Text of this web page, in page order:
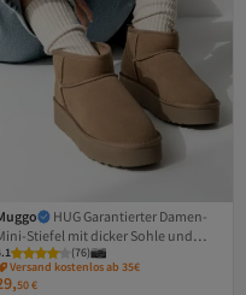
HUG Garantierter Damen-
Stiefel mit dicker Sohle und
für den Alltag
(76)
Versand kostenlos ab 35€
50€